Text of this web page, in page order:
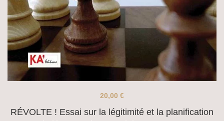
RÉVOLTE ! Essai sur la légitimité et la planification
20,00 €